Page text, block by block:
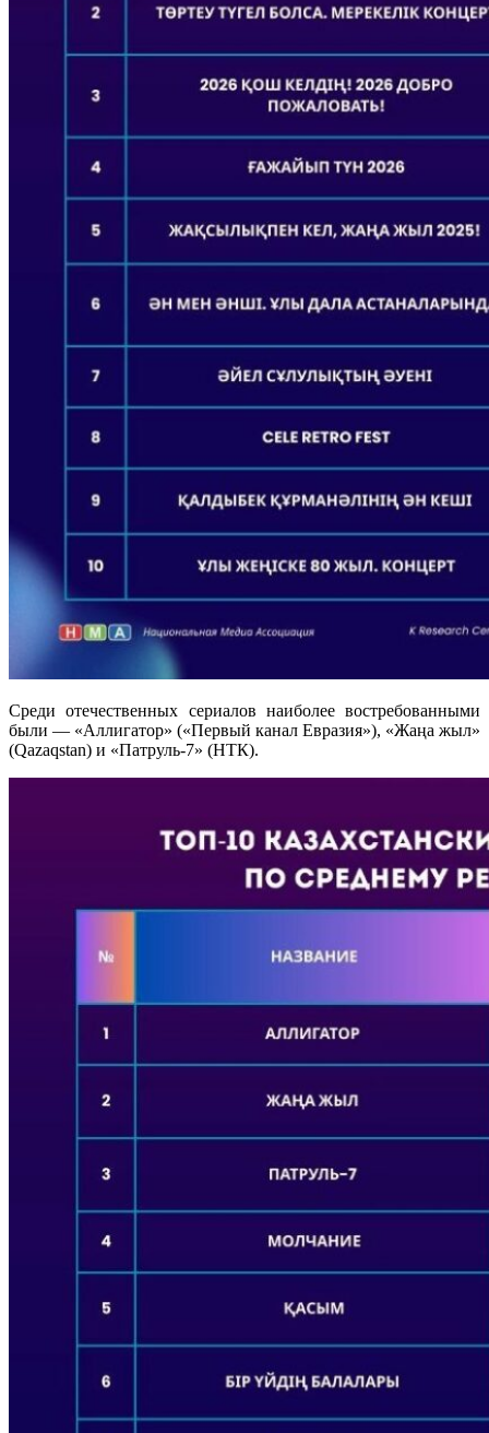
Среди отечественных сериалов наиболее востребованными
были — «Аллигатор» («Первый канал Евразия»), «Жаңа жыл»
(Qazaqstan) и «Патруль-7» (НТК).